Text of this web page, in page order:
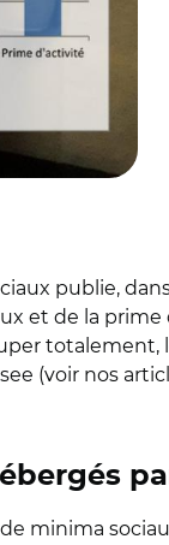
publie,
et de la prime
totalement,
(voir nos
minima